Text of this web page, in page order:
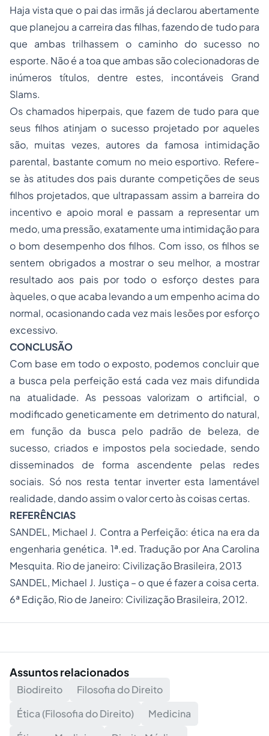
Haja vista que o pai das irmãs já declarou abertamente
que planejou a carreira das filhas, fazendo de tudo para
que ambas trilhassem o caminho do sucesso no
esporte. Não é a toa que ambas são colecionadoras de
inúmeros títulos, dentre estes, incontáveis Grand
Slams.
Os chamados hiperpais, que fazem de tudo para que
seus filhos atinjam o sucesso projetado por aqueles
são, muitas vezes, autores da famosa intimidação
parental, bastante comum no meio esportivo. Refere-
se às atitudes dos pais durante competições de seus
filhos projetados, que ultrapassam assim a barreira do
incentivo e apoio moral e passam a representar um
medo, uma pressão, exatamente uma intimidação para
o bom desempenho dos filhos. Com isso, os filhos se
sentem obrigados a mostrar o seu melhor, a mostrar
resultado aos pais por todo o esforço destes para
àqueles, o que acaba levando a um empenho acima do
normal, ocasionando cada vez mais lesões por esforço
excessivo.
CONCLUSÃO
Com base em todo o exposto, podemos concluir que
a busca pela perfeição está cada vez mais difundida
na atualidade. As pessoas valorizam o artificial, o
modificado geneticamente em detrimento do natural,
em função da busca pelo padrão de beleza, de
sucesso, criados e impostos pela sociedade, sendo
disseminados de forma ascendente pelas redes
sociais. Só nos resta tentar inverter esta lamentável
realidade, dando assim o valor certo às coisas certas.
REFERÊNCIAS
SANDEL, Michael J. Contra a Perfeição: ética na era da
engenharia genética. 1ª.ed. Tradução por Ana Carolina
Mesquita. Rio de janeiro: Civilização Brasileira, 2013
SANDEL, Michael J. Justiça – o que é fazer a coisa certa.
6ª Edição, Rio de Janeiro: Civilização Brasileira, 2012.
Assuntos relacionados
Biodireito
Filosofia do Direito
Ética (Filosofia do Direito)
Medicina